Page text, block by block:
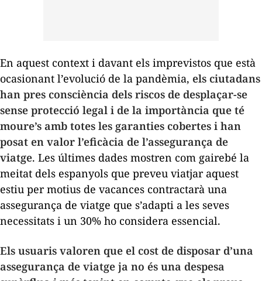
En aquest context i davant els imprevistos que està
ocasionant l’evolució de la pandèmia, els ciutadans
han pres consciència dels riscos de desplaçar-se
sense protecció legal i de la importància que té
moure’s amb totes les garanties cobertes i han
posat en valor l’eficàcia de l’assegurança de
viatge. Les últimes dades mostren com gairebé la
meitat dels espanyols que preveu viatjar aquest
estiu per motius de vacances contractarà una
assegurança de viatge que s’adapti a les seves
necessitats i un 30% ho considera essencial.
Els usuaris valoren que el cost de disposar d’una
assegurança de viatge ja no és una despesa